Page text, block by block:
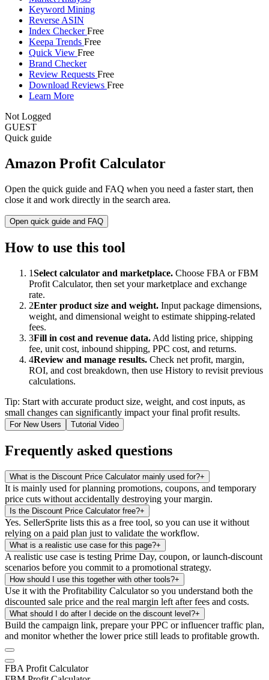
Keyword Mining
Reverse ASIN
Index CheckerFree
Keepa Trends Free
Quick View Free
Brand Checker
Review Requests Free
Download Reviews Free
Learn More
Not Logged
GUEST
Quick guide
Amazon Profit Calculator
Open the quick guide and FAQ when you need a faster start, then
close it and work directly in the search area.
Open quick guide and FAQ
How to use this tool
1Select calculator and marketplace. Choose FBA or FBM
Profit Calculator, then set your marketplace and exchange
rate.
2Enter product size and weight. Input package dimensions,
weight, and dimensional weight to estimate shipping-related
fees.
3Fill in cost and revenue data. Add listing price, shipping
fee, unit cost, inbound shipping, PPC cost, and returns.
4Review and manage results. Check net profit, margin,
ROI, and cost breakdown, then use History to revisit previous
calculations.
Tip: Start with accurate product size, weight, and cost inputs, as
small changes can significantly impact your final profit results.
For New Users Tutorial Video
Frequently asked questions
What is the Discount Price Calculator mainly used for?+
It is mainly used for planning promotions, coupons, and temporary
price cuts without accidentally destroying your margin.
Is the Discount Price Calculator free?+
Yes. SellerSprite lists this as a free tool, so you can use it without
relying on a paid plan just to validate the workflow.
What is a realistic use case for this page?+
A realistic use case is testing Prime Day, coupon, or launch-discount
scenarios before you commit to a promotional strategy.
How should I use this together with other tools?+
Use it with the Profitability Calculator so you understand both the
discounted sale price and the real margin left after fees and costs.
What should I do after I decide on the discount level?+
Build the campaign link, prepare your PPC or influencer traffic plan,
and monitor whether the lower price still leads to profitable growth.
FBA Profit Calculator